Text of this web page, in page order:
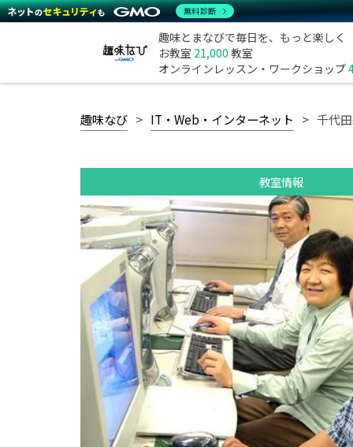
趣味とまなびで毎日を、もっと楽しく
お教室 21,000 教室
オンラインレッスン・ワークショップ
趣味なび IT・Web・インターネット 千代
教室情報
無料診断